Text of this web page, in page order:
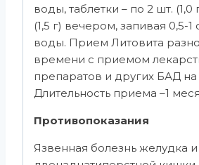
воды, таблетки – по 2 шт. (1,0
(1,5 г) вечером, запивая 0,5-1
воды. Прием Литовита
времени с приемом
препаратов и других БАД на
Длительность приема –1
Противопоказания
Язвенная болезнь желудка и